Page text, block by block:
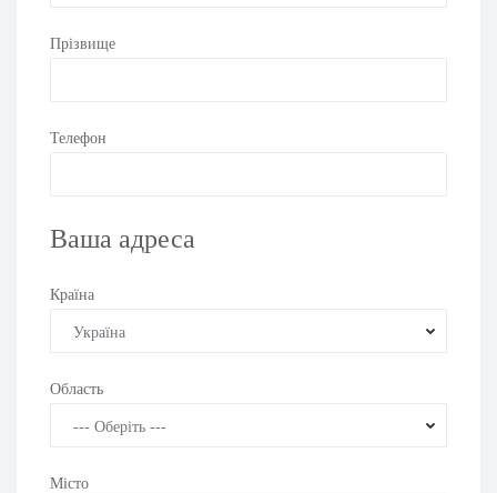
Прізвище
Телефон
Ваша адреса
Країна
Область
Місто